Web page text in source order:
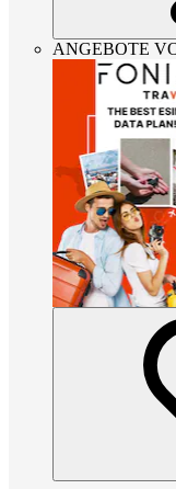
ANGEBOTE